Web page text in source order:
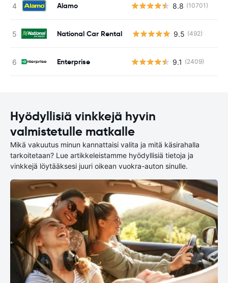
Alamo 8.8 (10701)
National Car Rental 9.5 (492)
Enterprise 9.1 (2409)
Hyödyllisiä vinkkejä hyvin
valmistetulle matkalle
Mikä vakuutus minun kannattaisi valita ja mitä käsirahalla
tarkoitetaan? Lue artikkeleistamme hyödyllisiä tietoja ja
vinkkejä löytääksesi juuri oikean vuokra-auton sinulle.